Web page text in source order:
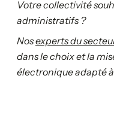
Votre collectivité
administratifs ?
Nosexperts du
dans le choix et la
électronique adapté